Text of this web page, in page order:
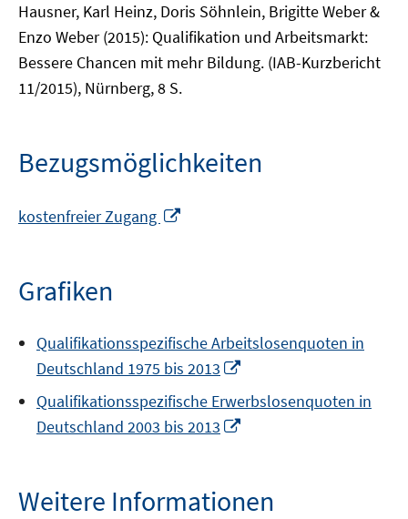
Hausner, Karl Heinz, Doris Söhnlein, Brigitte Weber &
Enzo Weber (2015): Qualifikation und Arbeitsmarkt:
Bessere Chancen mit mehr Bildung. (IAB-Kurzbericht
11/2015), Nürnberg, 8 S.
Bezugsmöglichkeiten
kostenfreier Zugang
Grafiken
Qualifikationsspezifische Arbeitslosenquoten in
Deutschland 1975 bis 2013
Fenster
Qualifikationsspezifische Erwerbslosenquoten in
Deutschland 2003 bis 2013
Weitere Informationen